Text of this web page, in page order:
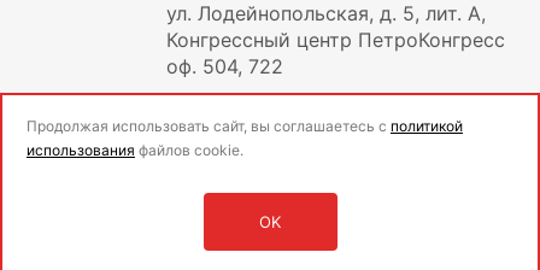
ул. Лодейнопольская, д. 5, лит. А,
Конгрессный центр ПетроКонгресс
оф. 504, 722
Оставить заявку
Продолжая использовать сайт, вы соглашаетесь с политикой
использования файлов cookie.
OK